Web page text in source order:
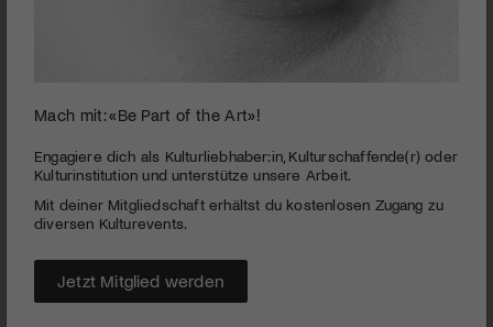
seconds
minutes,
seconds
Weltalm Theater | Das doppelte Lottchen
PUBLIZIERT AM 25. OKTOBER 2013
doppelten Lottchen als humorvolles Drama daher und ist eine
Freude für Gross und Klein.
MEHR
Mach mit: «Be Part of the Art»!
Engagiere dich als Kulturliebhaber:in, Kulturschaffende(r) oder
Kulturinstitution und unterstütze unsere Arbeit.
Mit deiner Mitgliedschaft erhältst du kostenlosen Zugang zu
diversen Kulturevents.
Jetzt Mitglied werden